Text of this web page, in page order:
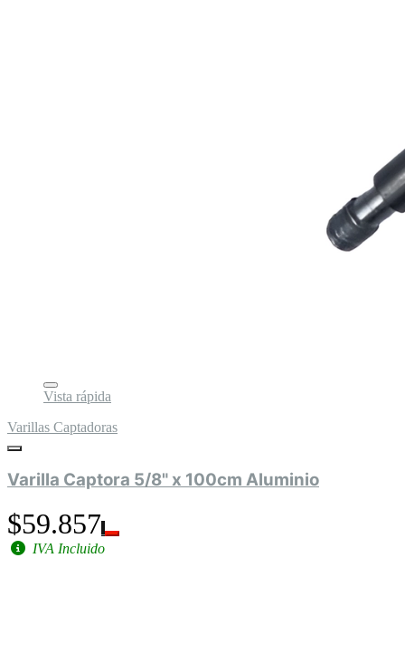
Vista rápida
Varillas Captadoras
Varilla Captora 5/8" x 100cm Aluminio
$59.857
IVA Incluido